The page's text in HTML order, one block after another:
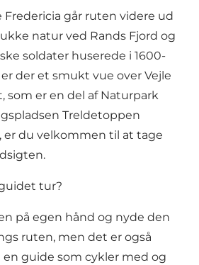
Fredericia går ruten videre ud
natur ved Rands Fjord og
soldater huserede i 1600-
der et smukt vue over Vejle
som er en del af Naturpark
Treldetoppen
er du velkommen til at tage
tur?
på egen hånd og nyde den
ruten, men det er også
guide som cykler med og